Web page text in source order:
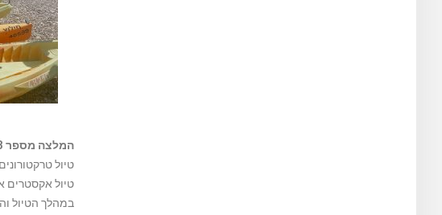
המלצה מספר 3: טרקטורוני ים המלח
טיול
טיול אקסטרים